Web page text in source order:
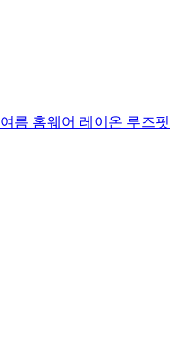
름 홈웨어 레이온 루즈핏